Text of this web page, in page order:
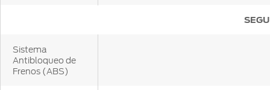
Sistema
Antibloqueo de
Frenos (ABS)